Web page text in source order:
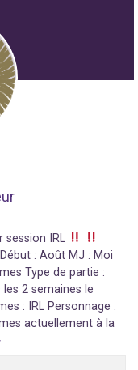
session IRL
Début : Août MJ : Moi
Type de partie :
2 semaines le
: IRL Personnage :
actuellement à la